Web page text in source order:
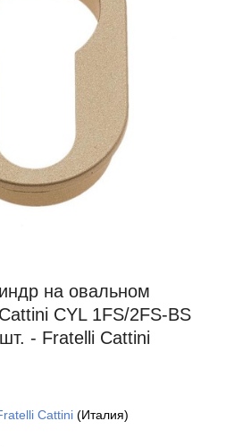
на овальном
CYL 1FS/2FS-BS
- Fratelli Cattini
Cattini(Италия)